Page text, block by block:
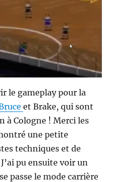
le gameplay pour la
et Brake, qui sont
à Cologne ! Merci les
une petite
techniques et de
pu ensuite voir un
passe le mode carrière